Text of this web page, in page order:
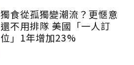
獨食從孤獨變潮流？更愜意
還不用排隊 美國「一人訂
位」1年增加23%